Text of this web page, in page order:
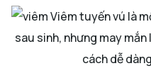
Viêm tuyến vú là
sau sinh, nhưng may
cách dễ